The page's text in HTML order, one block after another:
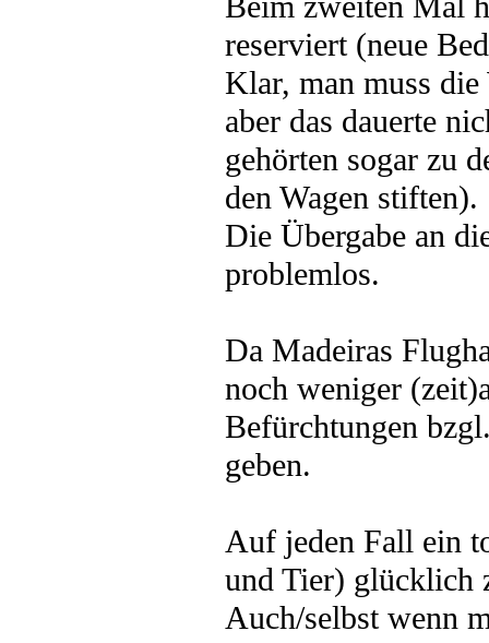
reserviert (neue
Klar, man muss
aber das dauerte
gehörten sogar zu
den Wagen stiften).
Die Übergabe an
problemlos.
Da Madeiras
noch weniger
Befürchtungen
geben.
Auf jeden Fall ein
und Tier) glücklich
Auch/selbst wenn